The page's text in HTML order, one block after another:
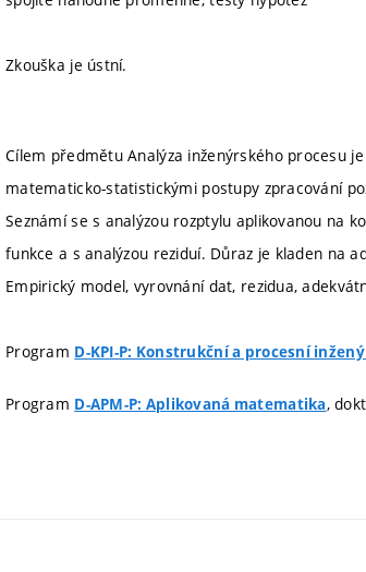
Zkouška je ústní.
Cílem předmětu Analýza inženýrského procesu
matematicko-statistickými postupy zpracování
Seznámí se s analýzou rozptylu aplikovanou na
funkce a s analýzou reziduí. Důraz je kladen na
Empirický model, vyrovnání dat, rezidua,
Program D-KPI-P: Konstrukční a procesní
Program D-APM-P: Aplikovaná matematika,